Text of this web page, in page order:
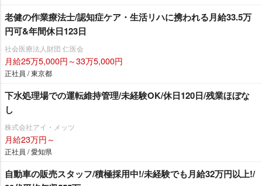
老健の作業療法士/認知症ケア・生活リハに携われる月給33.5万
円可&年間休日123日
社会医療法人財団 仁医会
月給25万5,000円～33万5,000円
正社員 / 東京都
下水処理場での運転維持管理/未経験OK/休日120日/残業ほぼな
し
株式会社アイ・メッツ
月給23万円～
正社員 / 愛知県
自動車の販売スタッフ/積極採用中!/未経験でも月給32万円以上!/